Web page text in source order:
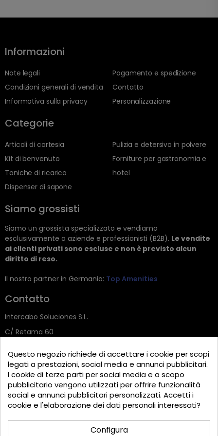
Informazioni
Note legali
Condizioni generali di vendita
Informativa sulla privacy
Pagamento e spedizione
Contatto
Personalizzazione
Categorie
Articoli di cortesia
Kit di benvenuto
Taniche di ricarica
Dispenser di sapone
Pulizia e detersivo in polvere
Forniture per gastronomia e
hotel
Siamo grossisti
Siamo un grossista specializzato e vendiamo
esclusivamente a aziende e professionisti (B2B). Le vendite
ai clienti privati sono escluse e non è previsto alcun
diritto di reso.
Il nostro partner in Germania: Top Amenities
Contatto
Intercabo Soluciones S.L.
C/ Retama 60
Tel: +34 644 902 406
info@bio-amenities.com
Español
Questo negozio richiede di accettare i cookie per scopi
legati a prestazioni, social media e annunci pubblicitari.
I cookie di terze parti per social media e a scopo
pubblicitario vengono utilizzati per offrire funzionalità
social e annunci pubblicitari personalizzati. Accetti i
cookie e l'elaborazione dei dati personali interessati?
Configura